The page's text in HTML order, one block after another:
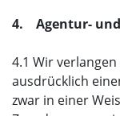
4. Agentur- und
4.1 Wir
ausdrücklich
zwar in einer